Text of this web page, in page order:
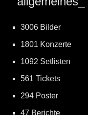
3006 Bilder
1801 Konzerte
1092 Setlisten
561 Tickets
294 Poster
47 Berichte